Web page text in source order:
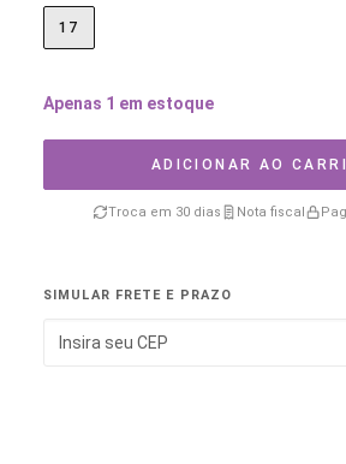
17
Apenas 1 em estoque
ADICIONAR AO
Troca em 30 dias Nota fiscal
SIMULAR FRETE E PRAZO